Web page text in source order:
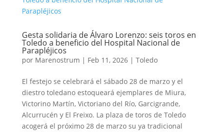
Gesta solidaria de Álvaro Lorenzo: seis toros en
Toledo a beneficio del Hospital Nacional de
Parapléjicos
por Marenostrum | Feb 11, 2026| Toledo
El festejo se celebrará el sábado 28 de marzo y el
diestro toledano estoqueará ejemplares de Miura,
Victorino Martín, Victoriano del Río, Garcigrande,
Alcurrucén y El Freixo. La plaza de toros de Toledo
acogerá el próximo 28 de marzo su ya tradicional